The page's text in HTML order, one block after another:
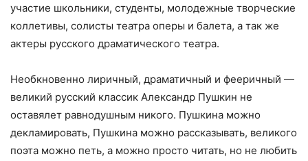
участие школьники, студенты, молодежные творческие
коллетивы, солисты театра оперы и балета, а так же
актеры русского драматического театра.
Необкновенно лиричный, драматичный и фееричный —
великий русский классик Александр Пушкин не
оставялет равнодушным никого. Пушкина можно
декламировать, Пушкина можно рассказывать, великого
поэта можно петь, а можно просто читать, но не любить